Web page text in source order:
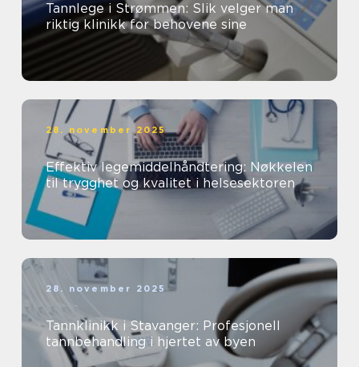
Tannlege i Strømmen: Slik velger man
riktig klinikk for behovene sine
28. november 2025
Effektiv legemiddelhåndtering: Nøkkelen
til trygghet og kvalitet i helsesektoren
28. november 2025
Tannklinikk i Stavanger: Profesjonell
tannbehandling i hjertet av byen